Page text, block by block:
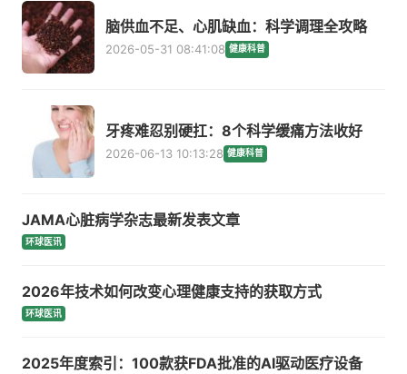
脑供血不足、心肌缺血：科学调理全攻略
2026-05-31 08:41:08 健康科普
牙疼难忍别硬扛：8个科学缓痛方法收好
2026-06-13 10:13:28 健康科普
JAMA心脏病学杂志最新发表文章
环球医讯
2026年技术如何改变心理健康支持的获取方式
环球医讯
2025年度索引：100款获FDA批准的AI驱动医疗设备